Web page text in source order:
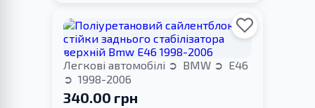
Легкові автомобілі BMW
E46
1998-2006
340.00 грн